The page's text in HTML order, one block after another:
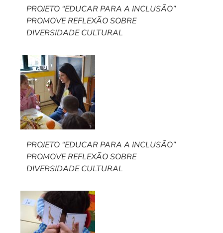
PROJETO “EDUCAR PARA A INCLUSÃO”
PROMOVE REFLEXÃO SOBRE
DIVERSIDADE CULTURAL
PROJETO “EDUCAR PARA A INCLUSÃO”
PROMOVE REFLEXÃO SOBRE
DIVERSIDADE CULTURAL